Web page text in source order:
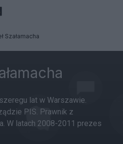
Szałamacha
lat w Warszawie.
PIS. Prawnik z
W latach 2008-2011 prezes